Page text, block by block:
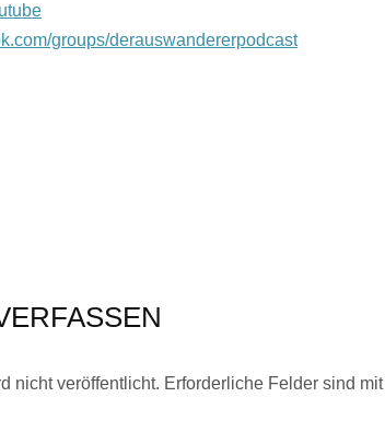
groups/derauswandererpodcast
nicht veröffentlicht. Erforderliche Felder sind mit